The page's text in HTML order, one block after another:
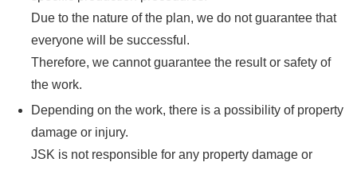
Due to the nature of the plan, we do not guarantee that
everyone will be successful.
Therefore, we cannot guarantee the result or safety of
the work.
Depending on the work, there is a possibility of property
damage or injury.
JSK is not responsible for any property damage or